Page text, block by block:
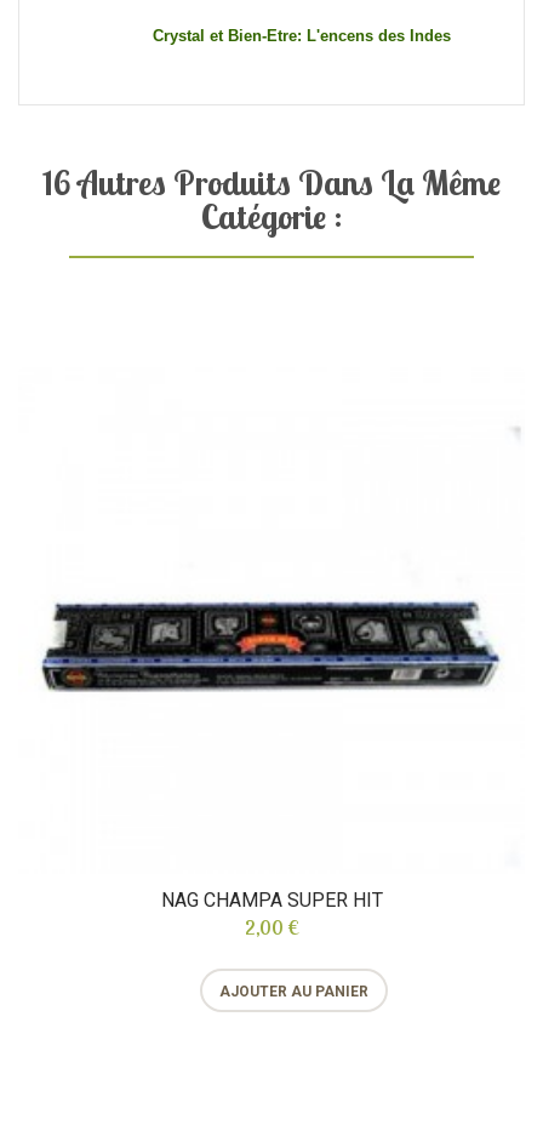
Crystal et Bien-Etre: L'encens des Indes
16 Autres Produits Dans La Même
Catégorie :
NAG CHAMPA SUPER HIT
2,00 €
AJOUTER AU PANIER